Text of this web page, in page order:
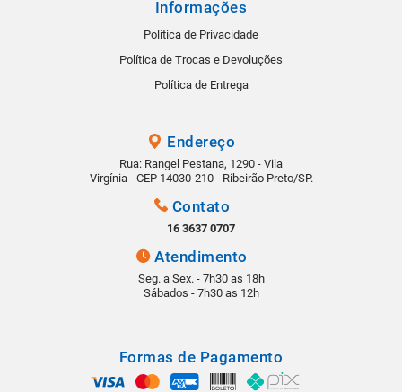
Informações
Política de Privacidade
Política de Trocas e Devoluções
Política de Entrega
Endereço
Rua: Rangel Pestana, 1290 - Vila
Virgínia - CEP 14030-210 - Ribeirão Preto/SP.
Contato
16 3637 0707
Atendimento
Seg. a Sex. - 7h30 as 18h
Sábados - 7h30 as 12h
Formas de Pagamento